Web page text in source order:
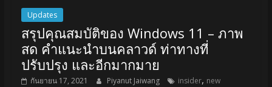
Updates
สรุปคุณสมบัติของ Windows 11 – ภาพ
สด คำแนะนำบนคลาวด์ ท่าทางที่
ปรับปรุง และอีกมากมาย
กันยายน 17, 2021 Piyanut Jaiwang insider, new